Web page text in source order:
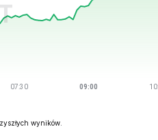
wyników.